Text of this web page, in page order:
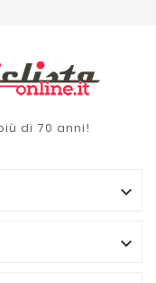
di 70 anni!

